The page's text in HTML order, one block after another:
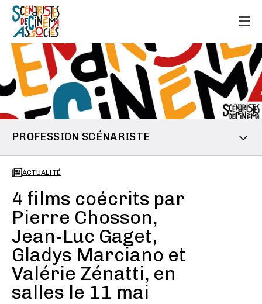
PROFESSION SCÉNARISTE
ACTUALITÉ
4 films coécrits par
Pierre Chosson,
Jean-Luc Gaget,
Gladys Marciano et
Valérie Zénatti, en
salles le 11 mai